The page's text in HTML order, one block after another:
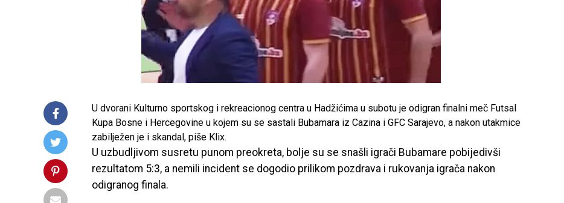
U dvorani Kulturno sportskog i rekreacionog centra u Hadžićima u subotu je odigran finalni meč Futsal
Kupa Bosne i Hercegovine u kojem su se sastali Bubamara iz Cazina i GFC Sarajevo, a nakon utakmice
zabilježen je i skandal, piše Klix.
U uzbudljivom susretu punom preokreta, bolje su se snašli igrači Bubamare pobijedivši
rezultatom 5:3, a nemili incident se dogodio prilikom pozdrava i rukovanja igrača nakon
odigranog finala.